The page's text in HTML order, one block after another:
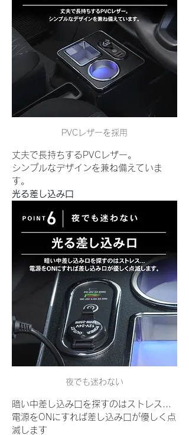
PVCレザーを採用
丈夫で長持ちするPVCレザー。
シンプルなデザインを兼ね備えていま
す。
光る差し込み口
夜でも迷わない
暗い中差し込み口を探すのはストレス...
電源をONにすれば差し込み口が優しく点
滅します